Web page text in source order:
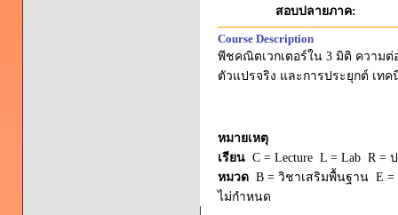
สอบปลายภาค:
Course Description
พีชคณิตเวกเตอร์ใน 3 มิติ ความต่
ตัวแปรจริง และการประยุกต์ เท
หมายเหตุ
เรียน C = Lecture L = Lab R =
หมวด B = วิชาเสริมพื้นฐาน E
ไม่กำหนด